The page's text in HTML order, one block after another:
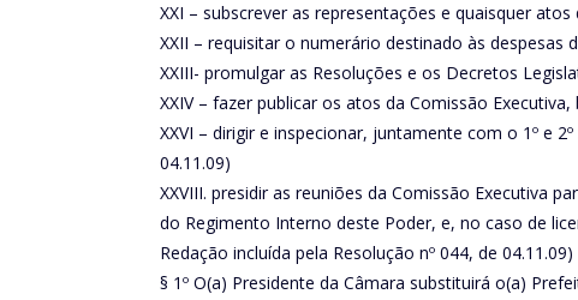
XXI – subscrever as representações e quaisquer
XXII – requisitar o numerário destinado às despesas
XXIII- promulgar as Resoluções e os Decretos
XXIV – fazer publicar os atos da Comissão
XXVI – dirigir e inspecionar, juntamente com o 1º e
04.11.09)
XXVIII. presidir as reuniões da Comissão Executiva
do Regimento Interno deste Poder, e, no caso de
Redação incluída pela Resolução nº 044, de 04.11.09)
§ 1º O(a) Presidente da Câmara substituirá o(a)